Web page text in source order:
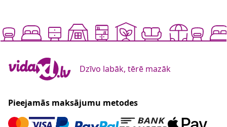
Dzīvo labāk, tērē mazāk
Pieejamās maksājumu metodes